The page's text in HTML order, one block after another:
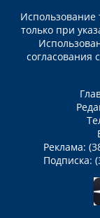
Использование
только при
согласования
Реклама:
Подписка: